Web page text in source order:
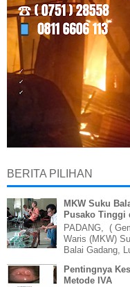
BERITA PILIHAN
MKW Suku
Pusako Tinggi
PADANG, (
Waris (MKW)
Balai Gadang,
Pentingnya
Metode IVA